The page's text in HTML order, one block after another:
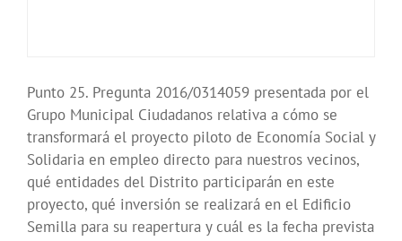
Punto 25. Pregunta 2016/0314059 presentada por el
Grupo Municipal Ciudadanos relativa a cómo se
transformará el proyecto piloto de Economía Social y
Solidaria en empleo directo para nuestros vecinos,
qué entidades del Distrito participarán en este
proyecto, qué inversión se realizará en el Edificio
Semilla para su reapertura y cuál es la fecha prevista